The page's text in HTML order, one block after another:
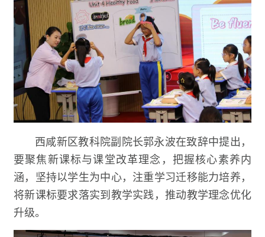
西咸新区教科院副院长郭永波在致辞中提出，
要聚焦新课标与课堂改革理念，把握核心素养内
涵，坚持以学生为中心，注重学习迁移能力培养，
将新课标要求落实到教学实践，推动教学理念优化
升级。